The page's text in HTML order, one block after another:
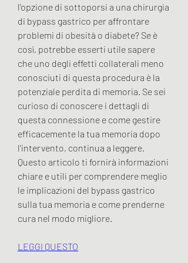
l'opzione di sottoporsi a una chirurgia
di bypass gastrico per affrontare
problemi di obesità o diabete? Se è
così, potrebbe esserti utile sapere
che uno degli effetti collaterali meno
conosciuti di questa procedura è la
potenziale perdita di memoria. Se sei
curioso di conoscere i dettagli di
questa connessione e come gestire
efficacemente la tua memoria dopo
l'intervento, continua a leggere.
Questo articolo ti fornirà informazioni
chiare e utili per comprendere meglio
le implicazioni del bypass gastrico
sulla tua memoria e come prenderne
cura nel modo migliore.
LEGGI QUESTO